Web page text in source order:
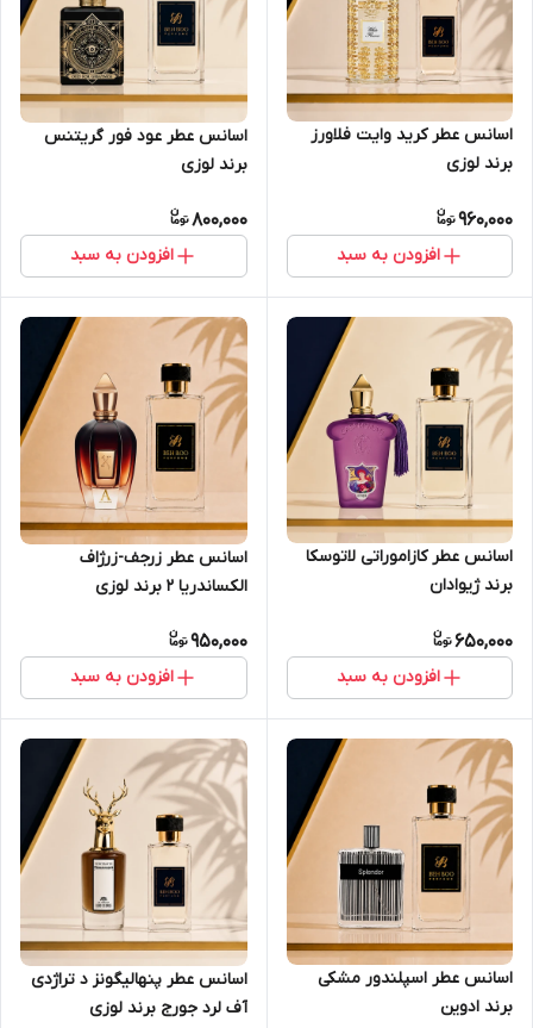
اسانس عطر کرید وایت فلاورز
برند لوزی
960,000
افزودن به سبد
اسانس عطر عود فور گریتنس
برند لوزی
800,000
افزودن به سبد
اسانس عطر کازاموراتی لاتوسکا
برند ژیوادان
650,000
افزودن به سبد
اسانس عطر زرجف-زرژاف
الکساندریا 2 برند لوزی
950,000
افزودن به سبد
اسانس عطر اسپلندور مشکی
برند ادوین
اسانس عطر پنهالیگونز د تراژدی
آف لرد جورج برند لوزی